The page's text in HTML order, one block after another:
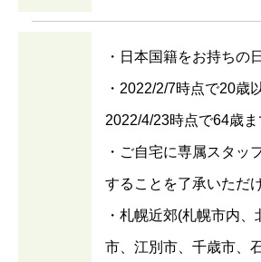
・日本国籍をお持ちの
・2022/2/7時点で20歳
2022/4/23時点で64歳
・ご自宅に専属スタッ
することを了承いただ
・札幌近郊(札幌市内
市、江別市、千歳市、